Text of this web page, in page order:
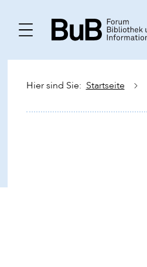
Hier sind Sie: Startseite